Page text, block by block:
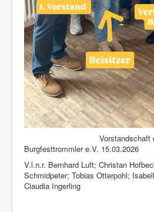
Vorstandschaft des
Burgfesttrommler e.V. 15.03.2026
V.l.n.r. Bernhard Luft; Christan
Schmidpeter; Tobias Otterpohl;
Claudia Ingerling